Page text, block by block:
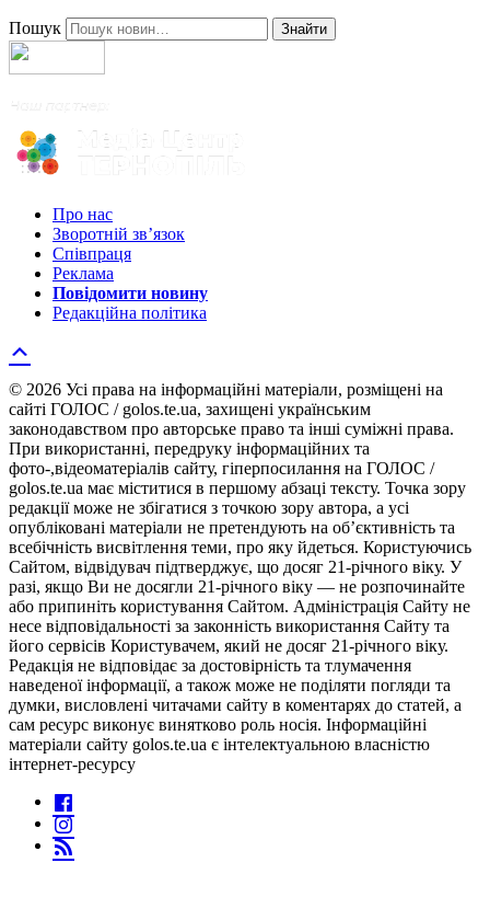
Пошук Знайти
Про нас
Зворотній зв’язок
Співпраця
Реклама
Повідомити новину
Редакційна політика
© 2026 Усі права на інформаційні матеріали, розміщені на
сайті ГОЛОС / golos.te.ua, захищені українським
законодавством про авторське право та інші суміжні права.
При використанні, передруку інформаційних та
фото-,відеоматеріалів сайту, гіперпосилання на ГОЛОС /
golos.te.ua має міститися в першому абзаці тексту. Точка зору
редакції може не збігатися з точкою зору автора, а усі
опубліковані матеріали не претендують на об’єктивність та
всебічність висвітлення теми, про яку йдеться. Користуючись
Сайтом, відвідувач підтверджує, що досяг 21-річного віку. У
разі, якщо Ви не досягли 21-річного віку — не розпочинайте
або припиніть користування Сайтом. Адміністрація Сайту не
несе відповідальності за законність використання Сайту та
його сервісів Користувачем, який не досяг 21-річного віку.
Редакція не відповідає за достовірність та тлумачення
наведеної інформації, а також може не поділяти погляди та
думки, висловлені читачами сайту в коментарях до статей, а
сам ресурс виконує винятково роль носія. Інформаційні
матеріали сайту golos.te.ua є інтелектуальною власністю
інтернет-ресурсу